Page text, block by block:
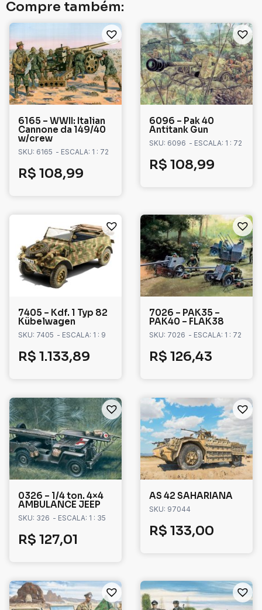
Compre também:
6165 – WWII: Italian
Cannone da 149/40
w/crew
SKU: 6165 - ESCALA: 1 : 72
R$ 108,99
6096 – Pak 40
Antitank Gun
SKU: 6096 - ESCALA: 1 : 72
R$ 108,99
7405 – Kdf. 1 Typ 82
Kübelwagen
SKU: 7405 - ESCALA: 1 : 9
R$ 1.133,89
7026 – PAK35 –
PAK40 – FLAK38
SKU: 7026 - ESCALA: 1 : 72
R$ 126,43
0326 – 1/4 ton. 4×4
AMBULANCE JEEP
SKU: 326 - ESCALA: 1 : 35
R$ 127,01
AS 42 SAHARIANA
SKU: 97044
R$ 133,00